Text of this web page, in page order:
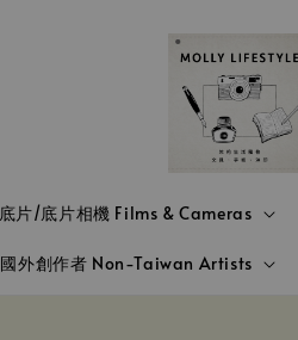
底片/底片相機 Films & Cameras
國外創作者 Non-Taiwan Artists